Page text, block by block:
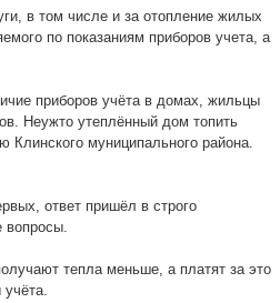
в том числе и за отопление жилых
по показаниям приборов учета, а
приборов учёта в домах, жильцы
Неужто утеплённый дом топить
муниципального района.
ответ пришёл в строго
вопросы.
тепла меньше, а платят за это